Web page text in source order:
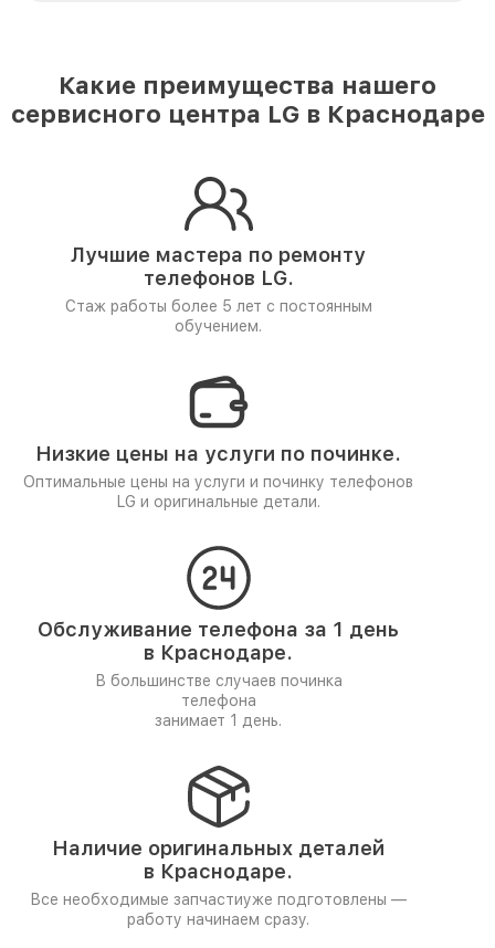
Какие преимущества нашего
сервисного центра LG в Краснодаре
Лучшие мастера по ремонту
телефонов LG.
Стаж работы более 5 лет с постоянным
обучением.
Низкие цены на услуги по починке.
Оптимальные цены на услуги и починку телефонов
LG и оригинальные детали.
Обслуживание телефона за 1 день
в Краснодаре.
В большинстве случаев починка
телефона
занимает 1 день.
Наличие оригинальных деталей
в Краснодаре.
Все необходимые запчастиуже подготовлены —
работу начинаем сразу.